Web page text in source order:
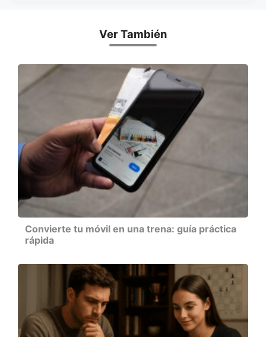
Ver También
Convierte tu móvil en una trena: guía práctica
rápida